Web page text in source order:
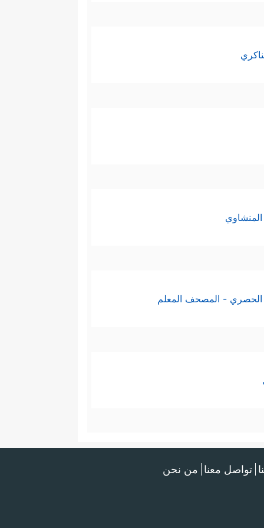
الحصري - المصحف المعلم
تواصل معنا من نحن